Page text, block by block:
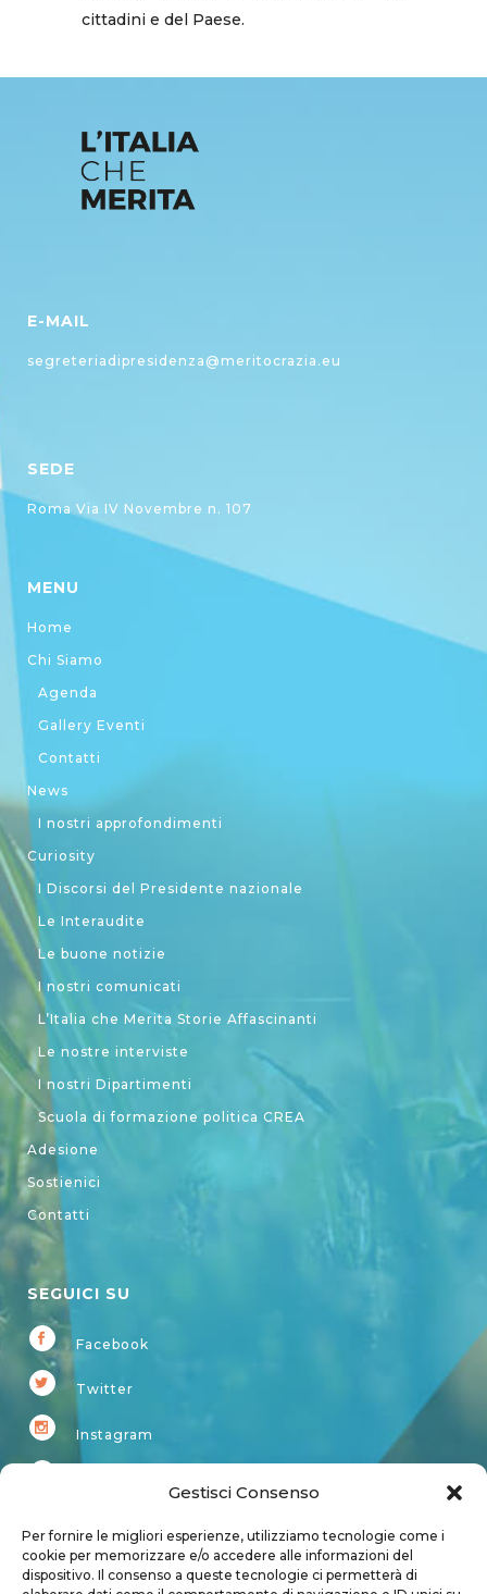
Gestisci Consenso
Per fornire le migliori esperienze, utilizziamo tecnologie come i
cookie per memorizzare e/o accedere alle informazioni del
dispositivo. Il consenso a queste tecnologie ci permetterà di
cittadini e del Paese.
E-MAIL
segreteriadipresidenza@meritocrazia.eu
SEDE
Roma Via IV Novembre n. 107
MENU
Home
Chi Siamo
Agenda
Gallery Eventi
Contatti
News
I nostri approfondimenti
Curiosity
I Discorsi del Presidente nazionale
Le Interaudite
Le buone notizie
I nostri comunicati
L’Italia che Merita Storie Affascinanti
Le nostre interviste
I nostri Dipartimenti
Scuola di formazione politica CREA
Adesione
Sostienici
Contatti
SEGUICI SU
Facebook
Twitter
Instagram
Account